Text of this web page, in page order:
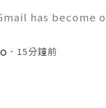
has become
online
shar
15分鐘前